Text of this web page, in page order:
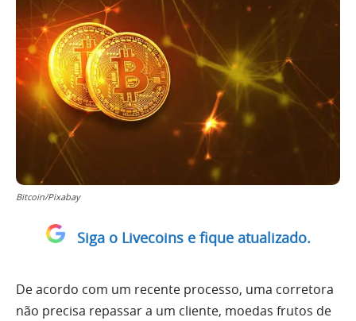
Bitcoin/Pixabay
Siga o Livecoins e fique atualizado.
De acordo com um recente processo, uma corretora
não precisa repassar a um cliente, moedas frutos de